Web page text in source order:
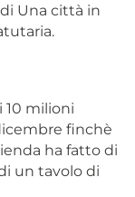
Una città in
10 milioni
finchè
ha fatto di
un tavolo di